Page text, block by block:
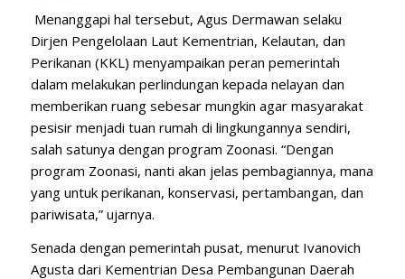
Menanggapi hal tersebut, Agus Dermawan selaku
Dirjen Pengelolaan Laut Kementrian, Kelautan, dan
Perikanan (KKL) menyampaikan peran pemerintah
dalam melakukan perlindungan kepada nelayan dan
memberikan ruang sebesar mungkin agar masyarakat
pesisir menjadi tuan rumah di lingkungannya sendiri,
salah satunya dengan program Zoonasi. “Dengan
program Zoonasi, nanti akan jelas pembagiannya, mana
yang untuk perikanan, konservasi, pertambangan, dan
pariwisata,” ujarnya.
Senada dengan pemerintah pusat, menurut Ivanovich
Agusta dari Kementrian Desa Pembangunan Daerah